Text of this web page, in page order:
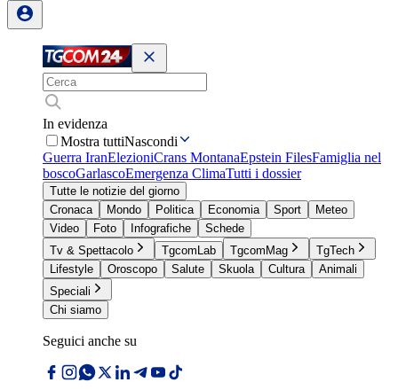
In evidenza
Mostra tuttiNascondi
Guerra IranElezioniCrans MontanaEpstein FilesFamiglia nel
boscoGarlascoEmergenza ClimaTutti i dossier
Tutte le notizie del giorno
Cronaca
Mondo Politica Economia Sport
Meteo
Video
Foto Infografiche
Schede
Tv & Spettacolo
TgcomLab TgcomMag
TgTech
Lifestyle
Oroscopo Salute Skuola Cultura
Animali
Speciali
Chi siamo
Seguici anche su